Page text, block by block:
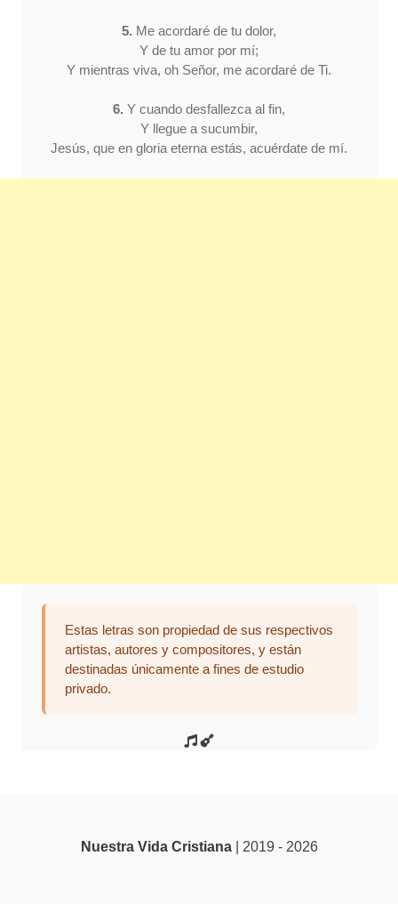
5. Me acordaré de tu dolor,
Y de tu amor por mí;
Y mientras viva, oh Señor, me acordaré de Ti.
6. Y cuando desfallezca al fin,
Y llegue a sucumbir,
Jesús, que en gloria eterna estás, acuérdate de mí.
Estas letras son propiedad de sus respectivos
artistas, autores y compositores, y están
destinadas únicamente a fines de estudio
privado.
Nuestra Vida Cristiana| 2019 - 2026